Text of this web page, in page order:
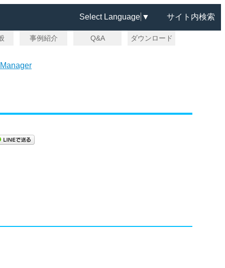
Select Language ▼ サイト内検索
事例紹介 Q&A ダウンロード